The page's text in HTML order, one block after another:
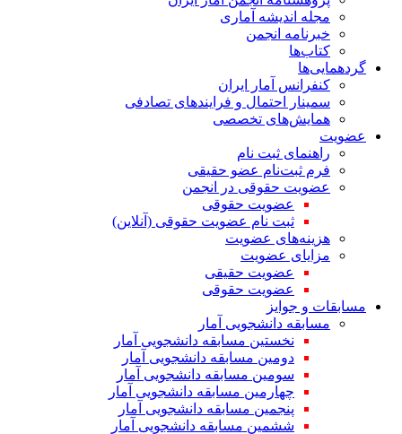
مجله اندیشه آماری
خبرنامه انجمن
کتاب‌ها
گردهمایی‌ها
کنفرانس آمار ایران
سمینار احتمال و فرایندهای تصادفی
همایش‌های تخصصی
عضویت
راهنمای ثبت نام
فرم ثبت‌نام عضو حقیقی
عضویت حقوقی در انجمن
عضویت حقوقی
ثبت نام عضویت حقوقی (آنلاین)
هزینه‌های عضویت
مزایای عضویت
عضویت حقیقی
عضویت حقوقی
مسابقات و جوایز
مسابقه دانشجویی آمار
نخستین مسابقه دانشجویی آمار
دومین مسابقه دانشجویی آمار
سومین مسابقه دانشجویی آمار
چهارمین مسابقه دانشجویی آمار
پنجمین مسابقه دانشجویی آمار
ششمین مسابقه دانشجویی آمار